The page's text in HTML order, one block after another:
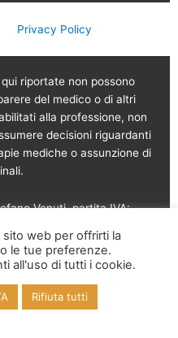
Privacy Policy
riportate non possono
del medico o di altri
alla professione, non
decisioni riguardanti
mediche o assunzione di
Venuti, partita IVA:
s.r.l.Via Serviliano
02 56568491 – Part. IVA
MI-2126817
web per offrirti la
le tue preferenze.
all'uso di tutti i cookie.
Rifiuta tutti